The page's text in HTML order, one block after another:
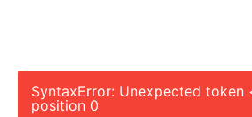
SyntaxError: Unexpected token
position 0